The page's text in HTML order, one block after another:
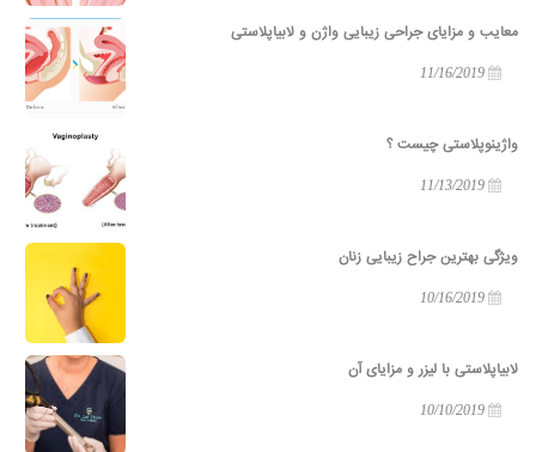
معایب و مزایای جراحی زیبایی واژن و لابیاپلاستی
واژینوپلاستی چیست ؟
ویژگی بهترین جراح زیبایی زنان
لابیاپلاستی با لیزر و مزایای آن